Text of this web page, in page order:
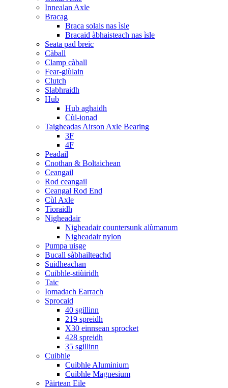
Innealan Axle
Bracag
Braca solais nas ìsle
Bracaid àbhaisteach nas ìsle
Seata pad breic
Càball
Clamp càball
Fear-giùlain
Clutch
Slabhraidh
Hub
Hub aghaidh
Cùl-ionad
Taigheadas Airson Axle Bearing
3F
4F
Peadail
Cnothan & Boltaichean
Ceangail
Rod ceangail
Ceangal Rod End
Cùl Axle
Tìoraidh
Nigheadair
Nigheadair countersunk alùmanum
Nigheadair nylon
Pumpa uisge
Bucall sàbhailteachd
Suidheachan
Cuibhle-stiùiridh
Taic
Iomadach Earrach
Sprocaid
40 sgillinn
219 spreidh
X30 einnsean sprocket
428 spreidh
35 sgillinn
Cuibhle
Cuibhle Aluminium
Cuibhle Magnesium
Pàirtean Eile